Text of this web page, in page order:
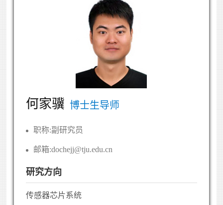
何家骥 博士生导师
职称:副研究员
邮箱:dochejj@tju.edu.cn
研究方向
传感器芯片系统